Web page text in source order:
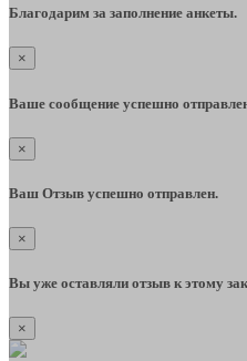
Благодарим за заполнение анкеты.
×
Ваше сообщение успешно
×
Ваш Отзыв успешно отправлен.
×
Вы уже оставляли отзыв к этому
×